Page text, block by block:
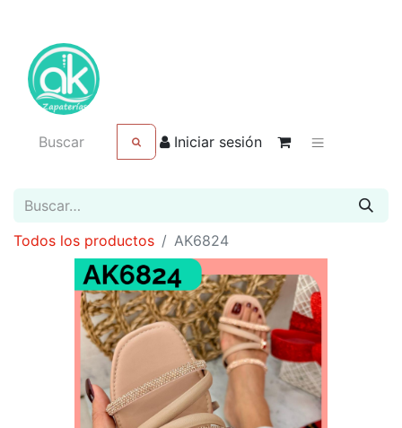
Iniciar sesión
Todos los productos AK6824